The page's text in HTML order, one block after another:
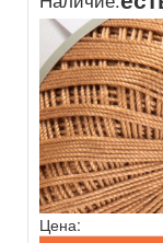
Цена: